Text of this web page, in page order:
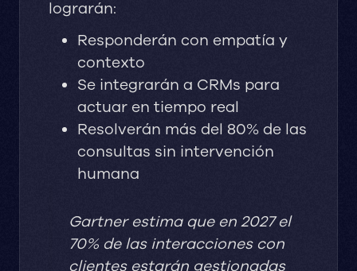
lograrán:
Responderán con empatía y
contexto
Se integrarán a CRMs para
actuar en tiempo real
Resolverán más del 80% de las
consultas sin intervención
humana
Gartner estima que en 2027 el
70% de las interacciones con
clientes estarán gestionadas